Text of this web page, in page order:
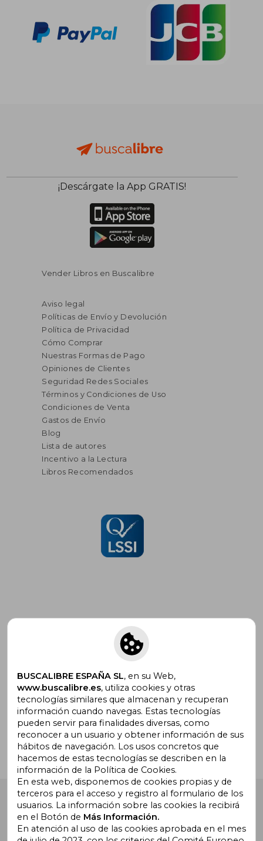
¡Descárgate la App GRATIS!
Vender Libros en Buscalibre
Aviso legal
Políticas de Envío y Devolución
Política de Privacidad
Cómo Comprar
Nuestras Formas de Pago
Opiniones de Clientes
Seguridad Redes Sociales
Términos y Condiciones de Uso
Condiciones de Venta
Gastos de Envío
Blog
Lista de autores
Incentivo a la Lectura
Libros Recomendados
Suscríbete para recibir ofertas y
promociones
¿Necesitas ayuda?
Ir a Centro de Soporte
Buscalibre España . Calle Energía, 65, Nave 3 (08940),
Cornellà de Llobregat, Barcelona. Derechos Reservados.
BUSCALIBRE ESPAÑA SL, en su Web,
www.buscalibre.es, utiliza cookies y otras
tecnologías similares que almacenan y recuperan
información cuando navegas. Estas tecnologías
pueden servir para finalidades diversas, como
reconocer a un usuario y obtener información de sus
hábitos de navegación. Los usos concretos que
hacemos de estas tecnologías se describen en la
información de la Política de Cookies.
En esta web, disponemos de cookies propias y de
terceros para el acceso y registro al formulario de los
usuarios. La información sobre las cookies la recibirá
en el Botón de Más Información.
En atención al uso de las cookies aprobada en el mes